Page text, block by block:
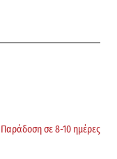
Παράδοση σε 8-10 ημέρες